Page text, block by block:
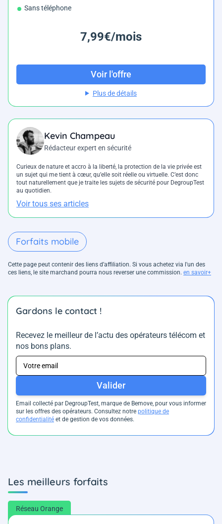
Sans téléphone
7,99€/mois
Voir l'offre
Plus de détails
Kevin Champeau
Rédacteur expert en sécurité
Curieux de nature et accro à la liberté, la protection de la vie privée est
un sujet qui me tient à cœur, qu’elle soit réelle ou virtuelle. C’est donc
tout naturellement que je traite les sujets de sécurité pour DegroupTest
au quotidien.
Voir tous ses articles
Forfaits mobile
Cette page peut contenir des liens d’affiliation. Si vous achetez via l'un des
ces liens, le site marchand pourra nous reverser une commission. en savoir+
Gardons le contact !
Recevez le meilleur de l’actu des opérateurs télécom et
nos bons plans.
Valider
Email collecté par DegroupTest, marque de Bemove, pour vous informer
sur les offres des opérateurs. Consultez notre politique de
confidentialité et de gestion de vos données.
Les meilleurs forfaits
Réseau Orange